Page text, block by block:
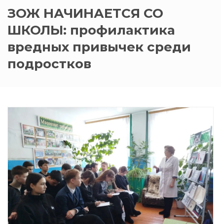
ЗОЖ НАЧИНАЕТСЯ СО
ШКОЛЫ: профилактика
вредных привычек среди
подростков